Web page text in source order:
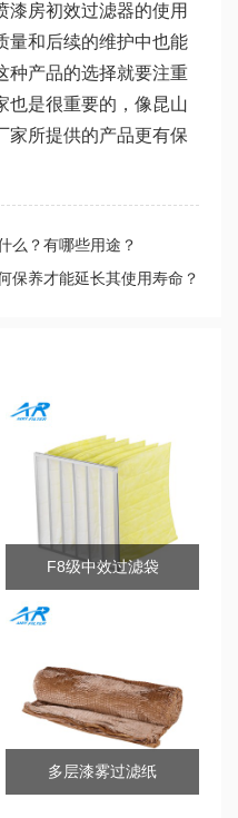
漆房初效过滤器的使用
量和后续的维护中也能
种产品的选择就要注重
也是很重要的，像昆山
家所提供的产品更有保
么？有哪些用途？
保养才能延长其使用寿命？
F8级中效过滤袋
多层漆雾过滤纸